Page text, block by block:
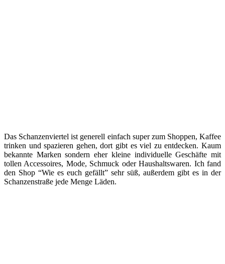
Das Schanzenviertel ist generell einfach super zum Shoppen, Kaffee
trinken und spazieren gehen, dort gibt es viel zu entdecken. Kaum
bekannte Marken sondern eher kleine individuelle Geschäfte mit
tollen Accessoires, Mode, Schmuck oder Haushaltswaren. Ich fand
den Shop “Wie es euch gefällt” sehr süß, außerdem gibt es in der
Schanzenstraße jede Menge Läden.